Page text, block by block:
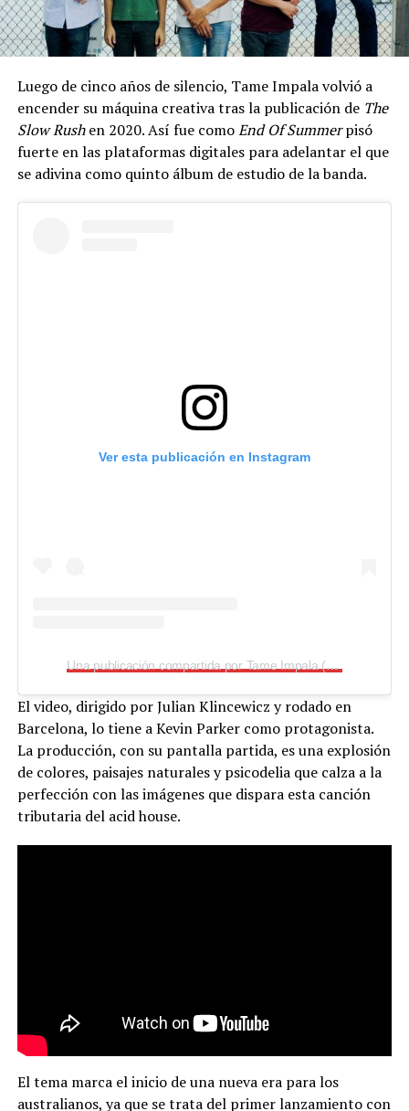
Luego de cinco años de silencio, Tame Impala volvió a
encender su máquina creativa tras la publicación de The
Slow Rushen 2020. Así fue comoEnd Of Summerpisó
fuerte en las plataformas digitales para adelantar el que
se adivina como quinto álbum de estudio de la banda.
Ver esta publicación en Instagram
Una publicación compartida por Tame Impala (@tameimpala)
El video, dirigido por Julian Klincewicz y rodado en
Barcelona, lo tiene a Kevin Parker como protagonista.
La producción, con su pantalla partida, es una explosión
de colores, paisajes naturales y psicodelia que calza a la
perfección con las imágenes que dispara esta canción
tributaria del acid house.
El tema marca el inicio de una nueva era para los
australianos, ya que se trata del primer lanzamiento con